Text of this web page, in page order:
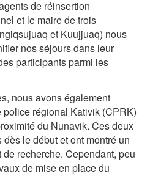
de réinsertion
et le maire de trois
et Kuujjuaq) nous
nos séjours dans leur
participants parmi les
nous avons également
régional Kativik (CPRK)
du Nunavik. Ces deux
le début et ont montré un
recherche. Cependant, peu
de mise en place du